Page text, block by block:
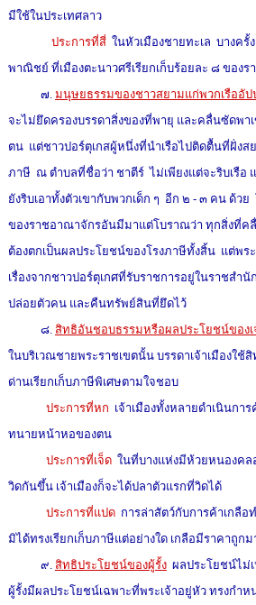
มีใช้ในประเทศลาว
ประการที่สี่ในหัวเมืองชายทะเล บางครั้
พาณิชย์ ที่เมืองตะนาวศรีเรียกเก็บร้อยละ ๘ ของ
๗. มนุษยธรรมของชาวสยามแก่พวกเรืออัป
จะไม่ยึดครองบรรดาสิ่งของที่พายุ และคลื่นซัดพา
ตน แต่ชาวปอร์ตุเกสผู้หนึ่งที่นำเรือไปติดตื้นที่ฝั่งส
ภาษี ณ ตำบลที่ชื่อว่า ชาตีร์ ไม่เพียงแต่จะริบเรือ
ยังริบเอาทั้งตัวเขากับพวกเด็ก ๆ อีก ๒ - ๓ คน ด้วย
ของราชอาณาจักรอันมีมาแต่โบราณว่า ทุกสิ่งที่ค
ต้องตกเป็นผลประโยชน์ของโรงภาษีทั้งสิ้น แต่พร
เรื่องจากชาวปอร์ตุเกศที่รับราชการอยู่ในราชสำนั
ปล่อยตัวคน และคืนทรัพย์สินที่ยึดไว้
๘. สิทธิอันชอบธรรมหรือผลประโยชน์ของเ
ในบริเวณชายพระราชเขตนั้น บรรดาเจ้าเมืองใช้
ด่านเรียกเก็บภาษีพิเศษตามใจชอบ
ประการที่หก เจ้าเมืองทั้งหลายดำเนินก
ทนายหน้าหอของตน
ประการที่เจ็ดในที่บางแห่งมีห้วยหนองคล
วิดกันขึ้น เจ้าเมืองก็จะได้ปลาตัวแรกที่วิดได้
ประการที่แปดการล่าสัตว์กับการค้าเกลือ
มิได้ทรงเรียกเก็บภาษีแต่อย่างใด เกลือมีราคาถูกม
๙. สิทธิประโยชน์ของผู้รั้งผลประโยชน์ไม่เ
ผู้รั้งมีผลประโยชน์เฉพาะที่พระเจ้าอยู่หัว ทรงกำห